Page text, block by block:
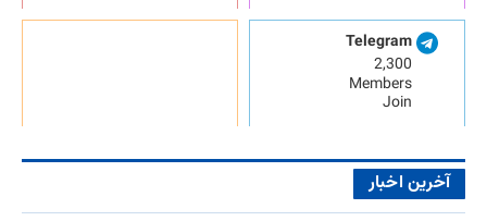
Telegram
2,300
Members
Join
آخرین اخبار